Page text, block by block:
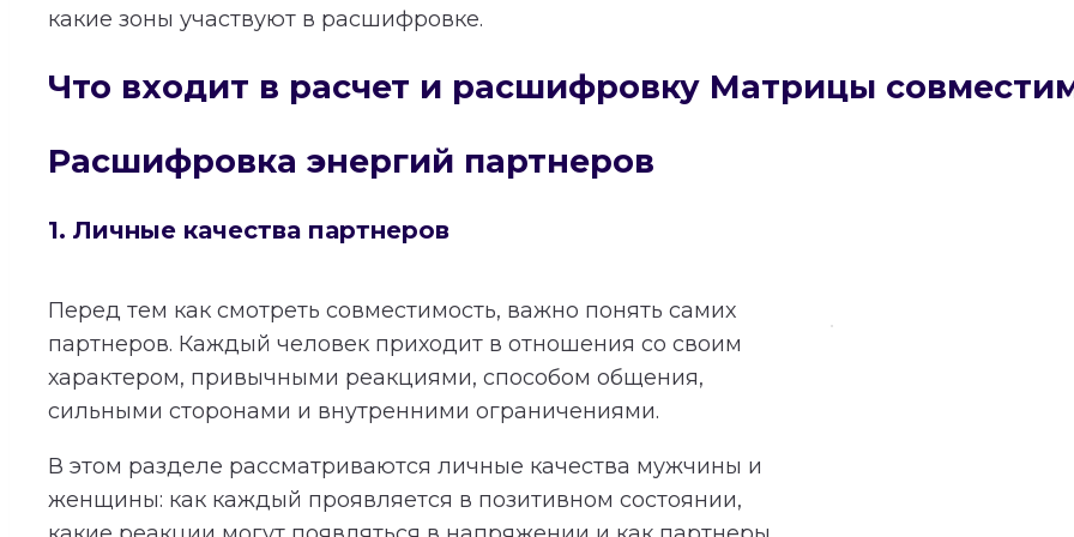
какие зоны участвуют в расшифровке.
Что входит в расчет и расшифровку Матрицы
Расшифровка энергий партнеров
1. Личные качества партнеров
Перед тем как смотреть совместимость, важно понять самих
партнеров. Каждый человек приходит в отношения со своим
характером, привычными реакциями, способом общения,
сильными сторонами и внутренними ограничениями.
В этом разделе рассматриваются личные качества мужчины и
женщины: как каждый проявляется в позитивном состоянии,